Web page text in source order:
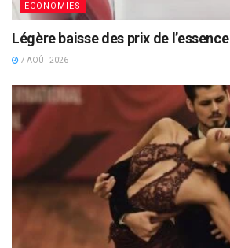
ECONOMIES
Légère baisse des prix de l’essence
7 AOÛT 2026